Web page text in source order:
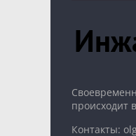
происходит
Контакты: